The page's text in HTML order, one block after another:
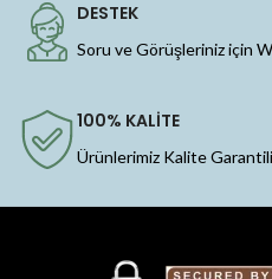
DESTEK
Soru ve Görüşleriniz için
100% KALİTE
Ürünlerimiz Kalite